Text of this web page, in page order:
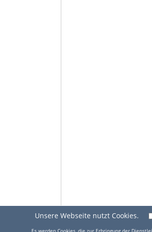
Unsere Webseite nutzt Cookies.
Es werden Cookies, die zur Erbringung der